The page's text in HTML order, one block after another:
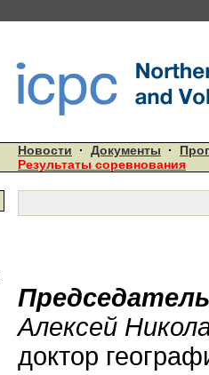
Новости · Документы ·
Результаты соревнования
Алексей
доктор